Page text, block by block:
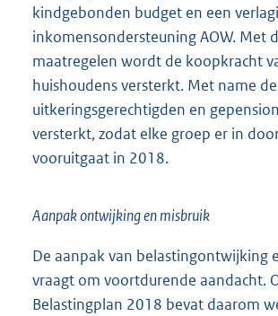
kindgebonden budget en een
inkomensondersteuning AOW. Met
maatregelen wordt de koopkracht
huishoudens versterkt. Met name
uitkeringsgerechtigden en
versterkt, zodat elke groep er in
vooruitgaat in 2018.
Aanpak ontwijking en misbruik
De aanpak van belastingontwijking
vraagt om voortdurende aandacht.
Belastingplan 2018 bevat daarom